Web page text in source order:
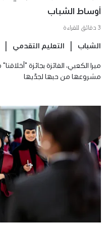
أوساط الشباب
3 دقائق للقراءة
الشباب التعليم التقدمي
ميرا الكعبي، الفائزة بجائزة
مشروعها من حبها لجدّيها